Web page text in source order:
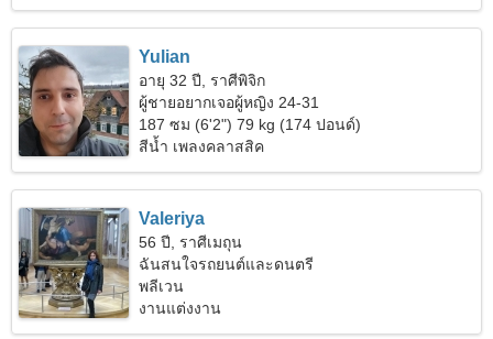
Yulian
อายุ 32 ปี, ราศีพิจิก
ผู้ชายอยากเจอผู้หญิง 24-31
187 ซม (6'2") 79 kg (174 ปอนด์)
สีน้ำ เพลงคลาสสิค
Valeriya
56 ปี, ราศีเมถุน
ฉันสนใจรถยนต์และดนตรี
พลีเวน
งานแต่งงาน